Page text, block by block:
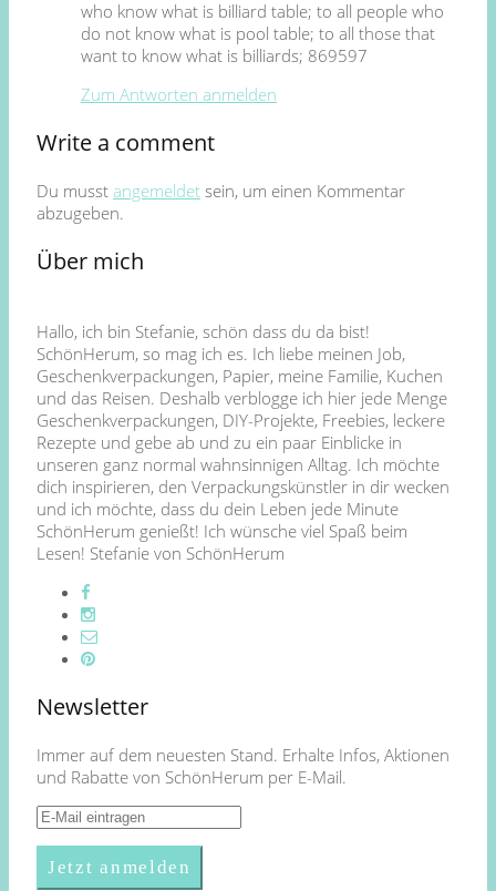
who know what is billiard table; to all people who
do not know what is pool table; to all those that
want to know what is billiards; 869597
Zum Antworten anmelden
Write a comment
Du musst angemeldet sein, um einen Kommentar
abzugeben.
Über mich
Hallo, ich bin Stefanie, schön dass du da bist!
SchönHerum, so mag ich es. Ich liebe meinen Job,
Geschenkverpackungen, Papier, meine Familie, Kuchen
und das Reisen. Deshalb verblogge ich hier jede Menge
Geschenkverpackungen, DIY-Projekte, Freebies, leckere
Rezepte und gebe ab und zu ein paar Einblicke in
unseren ganz normal wahnsinnigen Alltag. Ich möchte
dich inspirieren, den Verpackungskünstler in dir wecken
und ich möchte, dass du dein Leben jede Minute
SchönHerum genießt! Ich wünsche viel Spaß beim
Lesen! Stefanie von SchönHerum
Newsletter
Immer auf dem neuesten Stand. Erhalte Infos, Aktionen
und Rabatte von SchönHerum per E-Mail.